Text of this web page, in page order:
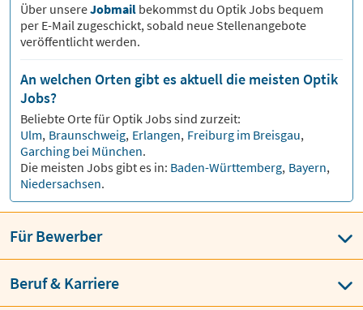
Über unsereJobmail bekommst du OptikJobs bequem
per E-Mail zugeschickt, sobald neue Stellenangebote
veröffentlicht werden.
An welchen Orten gibt es aktuell die meisten Optik
Jobs?
Beliebte Orte fürOptikJobs sind zurzeit:
Ulm, Braunschweig, Erlangen, Freiburg im Breisgau,
Garching bei München.
Die meisten Jobs gibt es in: Baden-Württemberg, Bayern,
Niedersachsen.
Für Bewerber
Beruf & Karriere